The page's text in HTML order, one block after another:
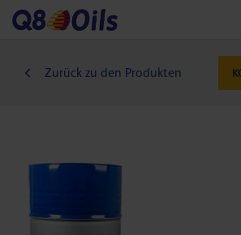
Zurück zu den Produkten